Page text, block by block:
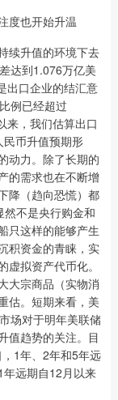
度也开始升温
续升值的环境下去
达到1.076万亿美
出口企业的结汇意
例已经超过
来，我们估算出口
币升值预期形
动力。除了长期的
的需求也在不断增
降（趋向恐慌）都
不是央行购金和
只这样的能够产生
积资金的青睐，实
拟资产代币化。
大宗商品（实物消
估。短期来看，美
场对于明年美联储
值趋势的关注。目
1年、2年和5年远
远期自12月以来